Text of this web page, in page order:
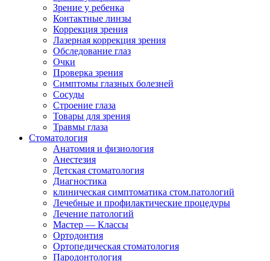
Зрение у ребенка
Контактные линзы
Коррекция зрения
Лазерная коррекция зрения
Обследование глаз
Очки
Проверка зрения
Симптомы глазных болезней
Сосуды
Строение глаза
Товары для зрения
Травмы глаза
Стоматология
Анатомия и физиология
Анестезия
Детская стоматология
Диагностика
клиническая симптоматика стом.патологий
Лечебные и профилактические процедуры
Лечение патологий
Мастер — Классы
Ортодонтия
Ортопедическая стоматология
Пародонтология